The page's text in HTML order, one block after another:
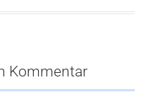
Kommentar